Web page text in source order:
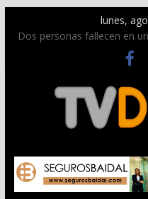
lunes,
Dos personas fallecen en
Dénia prepara un
solar del 12 de agosto
La Guardia Civil desarticula
centenares de joyas
Opinión: Gent de Dénia
posicione ante la reforma
MITECO
Nacen las primeras
identificadas en la playa de